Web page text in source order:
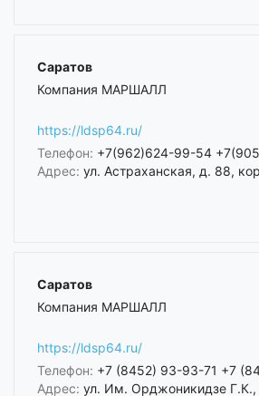
Саратов
Компания МАРШАЛЛ
https://ldsp64.ru/
Телефон: +7(962)624-99-54
Адрес: ул. Астраханская, д. 88,
Саратов
Компания МАРШАЛЛ
https://ldsp64.ru/
Телефон: +7 (8452) 93-93-71 +7
Адрес: ул. Им. Орджоникидзе Г.К.,